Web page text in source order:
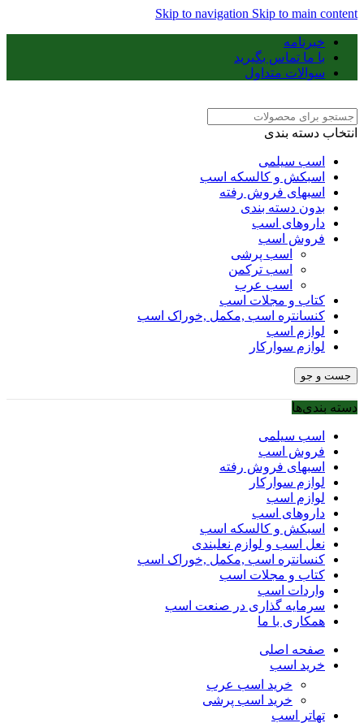
Skip to navigation Skip to main content
خبرنامه
با ما تماس بگیرید
سوالات متداول
انتخاب دسته بندی
اسب سیلمی
اسبکش و کالسکه اسب
اسبهای فروش رفته
بدون دسته بندی
داروهای اسب
فروش اسب
اسب پرشی
اسب ترکمن
اسب عرب
کتاب و مجلات اسب
کنسانتره اسب ,مکمل ,خوراک اسب
لوازم اسب
لوازم سوارکار
جست و جو
دسته بندی‌ها
اسب سیلمی
فروش اسب
اسبهای فروش رفته
لوازم سوارکار
لوازم اسب
داروهای اسب
اسبکش و کالسکه اسب
نعل اسب و لوازم نعلبندی
کنسانتره اسب ,مکمل ,خوراک اسب
کتاب و مجلات اسب
واردات اسب
سرمایه گذاری در صنعت اسب
همکاری با ما
صفحه اصلی
خرید اسب
خرید اسب عرب
خرید اسب پرشی
تهاتر اسب